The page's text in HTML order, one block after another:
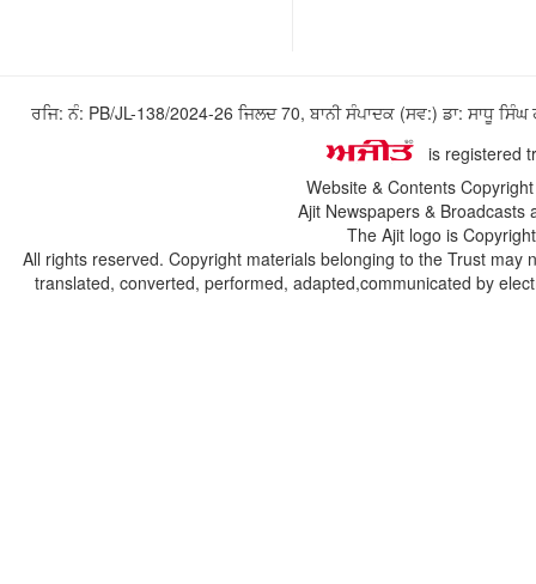
ਰਜਿ: ਨੰ: PB/JL-138/2024-26 ਜਿਲਦ 70, ਬਾਨੀ ਸੰਪਾਦਕ (ਸਵ:) ਡਾ: ਸਾਧੂ
is registered
Website & Contents
Ajit Newspapers &
The Ajit logo is
All rights reserved. Copyright materials belonging to the Trust
translated, converted, performed, adapted,communicated by